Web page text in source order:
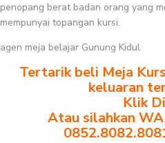
penopang berat badan orang yang
mempunyai topangan kursi.
agen meja belajar Gunung Kidul
Tertarik beli Meja
keluaran
Klik
Atau silahkan